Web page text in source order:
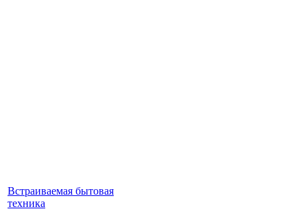
Встраиваемая бытовая
техника